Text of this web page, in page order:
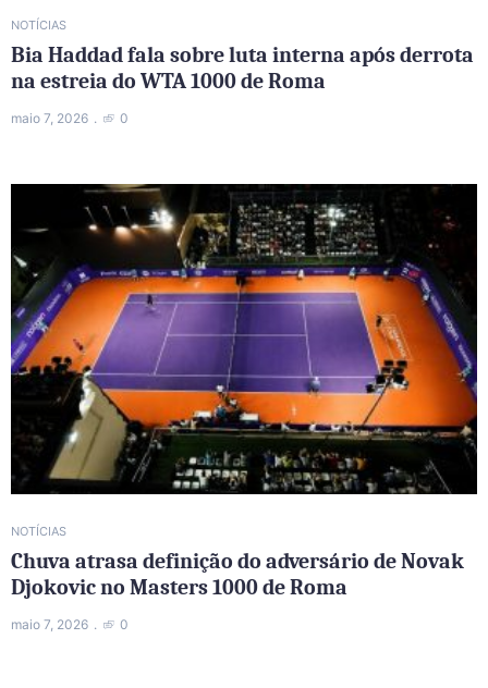
NOTÍCIAS
Bia Haddad fala sobre luta interna após derrota
na estreia do WTA 1000 de Roma
maio 7, 2026 0
NOTÍCIAS
Chuva atrasa definição do adversário de Novak
Djokovic no Masters 1000 de Roma
maio 7, 2026 0